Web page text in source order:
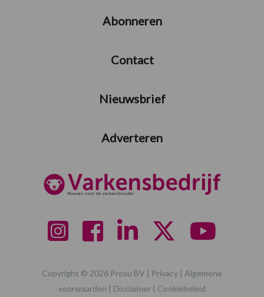
Abonneren
Contact
Nieuwsbrief
Adverteren
Copyright © 2026 Prosu BV | Privacy | Algemene
voorwaarden | Disclaimer | Cookiebeleid